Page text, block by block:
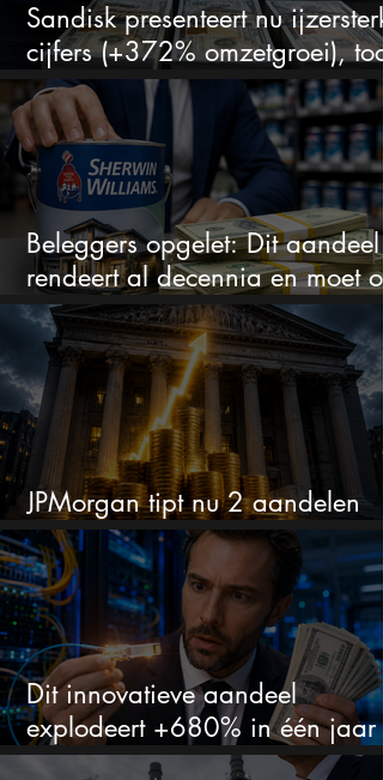
Sandisk presenteert nu
cijfers (+372% omzetgroei), toch
zakt het aandeel weg
Beleggers opgelet: Dit aandeel
rendeert al decennia en moet op
je watchlist staan!
JPMorgan tipt nu 2 aandelen
voor augustus
Dit innovatieve aandeel
explodeert +680% in één jaar
en blijft maar stijgen